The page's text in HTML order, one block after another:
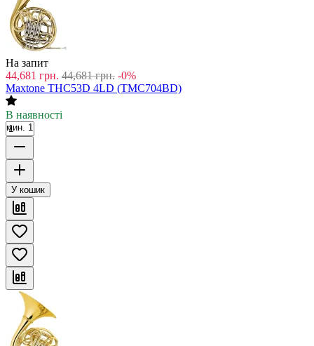
На запит
44,681 грн. 44,681 грн. -0%
Maxtone THC53D 4LD (TMC704BD)
В наявності
мин. 1
У кошик